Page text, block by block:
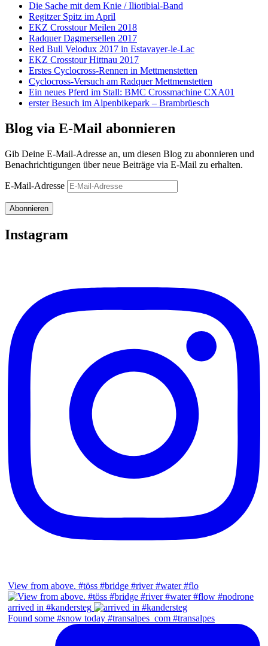
Die Sache mit dem Knie / Iliotibial-Band
Regitzer Spitz im April
EKZ Crosstour Meilen 2018
Radquer Dagmersellen 2017
Red Bull Velodux 2017 in Estavayer-le-Lac
EKZ Crosstour Hittnau 2017
Erstes Cyclocross-Rennen in Mettmenstetten
Cyclocross-Versuch am Radquer Mettmenstetten
Ein neues Pferd im Stall: BMC Crossmachine CXA01
erster Besuch im Alpenbikepark – Brambrüesch
Blog via E-Mail abonnieren
Gib Deine E-Mail-Adresse an, um diesen Blog zu abonnieren und
Benachrichtigungen über neue Beiträge via E-Mail zu erhalten.
E-Mail-Adresse
Abonnieren
Instagram
View from above. #töss #bridge #river #water #flo
arrived in #kandersteg
Found some #snow today #transalpes_com #transalpes